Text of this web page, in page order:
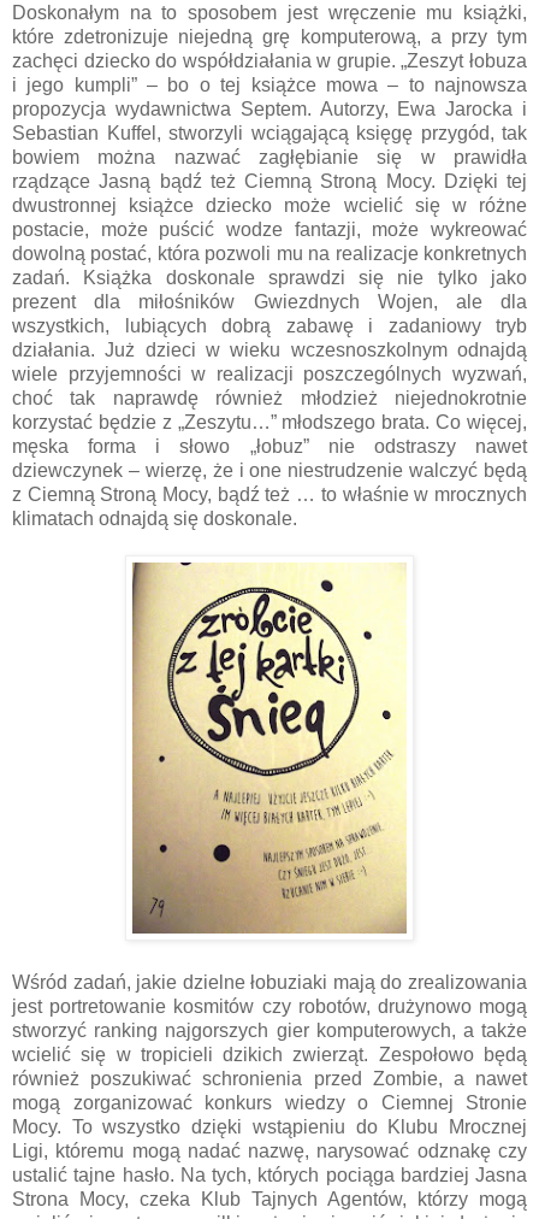
Doskonałym na to sposobem jest wręczenie mu książki,
które zdetronizuje niejedną grę komputerową, a przy tym
zachęci dziecko do współdziałania w grupie. „Zeszyt łobuza
i jego kumpli” – bo o tej książce mowa – to najnowsza
propozycja wydawnictwa Septem. Autorzy, Ewa Jarocka i
Sebastian Kuffel, stworzyli wciągającą księgę przygód, tak
bowiem można nazwać zagłębianie się w prawidła
rządzące Jasną bądź też Ciemną Stroną Mocy. Dzięki tej
dwustronnej książce dziecko może wcielić się w różne
postacie, może puścić wodze fantazji, może wykreować
dowolną postać, która pozwoli mu na realizacje konkretnych
zadań. Książka doskonale sprawdzi się nie tylko jako
prezent dla miłośników Gwiezdnych Wojen, ale dla
wszystkich, lubiących dobrą zabawę i zadaniowy tryb
działania. Już dzieci w wieku wczesnoszkolnym odnajdą
wiele przyjemności w realizacji poszczególnych wyzwań,
choć tak naprawdę również młodzież niejednokrotnie
korzystać będzie z „Zeszytu…” młodszego brata. Co więcej,
męska forma i słowo „łobuz” nie odstraszy nawet
dziewczynek – wierzę, że i one niestrudzenie walczyć będą
z Ciemną Stroną Mocy, bądź też … to właśnie w mrocznych
klimatach odnajdą się doskonale.
Wśród zadań, jakie dzielne łobuziaki mają do zrealizowania
jest portretowanie kosmitów czy robotów, drużynowo mogą
stworzyć ranking najgorszych gier komputerowych, a także
wcielić się w tropicieli dzikich zwierząt. Zespołowo będą
również poszukiwać schronienia przed Zombie, a nawet
mogą zorganizować konkurs wiedzy o Ciemnej Stronie
Mocy. To wszystko dzięki wstąpieniu do Klubu Mrocznej
Ligi, któremu mogą nadać nazwę, narysować odznakę czy
ustalić tajne hasło. Na tych, których pociąga bardziej Jasna
Strona Mocy, czeka Klub Tajnych Agentów, którzy mogą